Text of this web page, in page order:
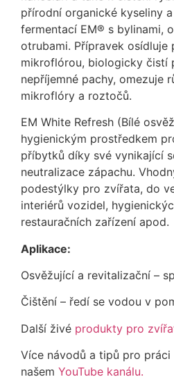
přírodní organické kyseliny
fermentací EM® s bylinami,
otrubami. Přípravek osídluje
mikroflórou, biologicky čistí
nepříjemné pachy, omezuje
mikroflóry a roztočů.
EM White Refresh (Bílé
hygienickým prostředkem
příbytků díky své vynikající
neutralizace zápachu.
podestýlky pro zvířata, do
interiérů vozidel,
restauračních zařízení apod.
Aplikace:
Osvěžující a revitalizační –
Čištění – ředí se vodou v
Další živé produkty pro
Více návodů a tipů pro
našem YouTube kanálu.